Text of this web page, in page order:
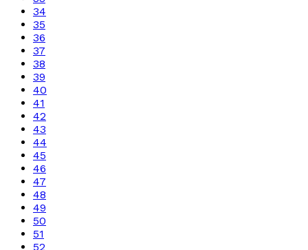
34
35
36
37
38
39
40
41
42
43
44
45
46
47
48
49
50
51
52